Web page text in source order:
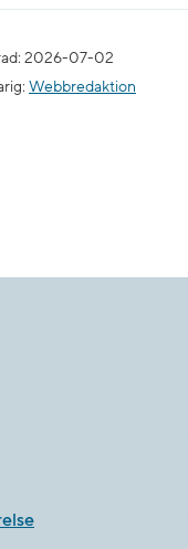
2026-07-02
Webbredaktion